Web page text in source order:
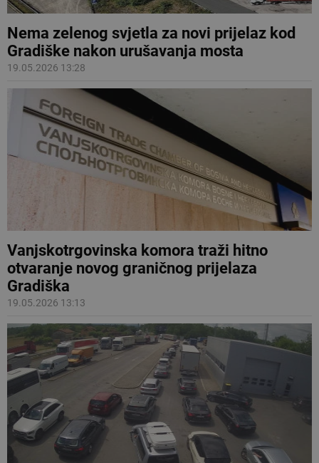
Nema zelenog svjetla za novi prijelaz kod
Gradiške nakon urušavanja mosta
19.05.2026 13:28
Vanjskotrgovinska komora traži hitno
otvaranje novog graničnog prijelaza
Gradiška
19.05.2026 13:13